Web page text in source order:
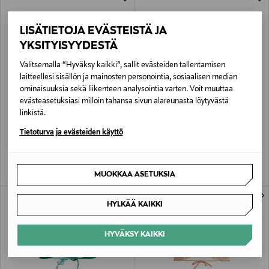
LISÄTIETOJA EVÄSTEISTÄ JA
YKSITYISYYDESTÄ
Valitsemalla “Hyväksy kaikki”, sallit evästeiden tallentamisen
laitteellesi sisällön ja mainosten personointia, sosiaalisen median
ominaisuuksia sekä liikenteen analysointia varten. Voit muuttaa
evästeasetuksiasi milloin tahansa sivun alareunasta löytyvästä
linkistä.
Tietoturva ja evästeiden käyttö
MUOKKAA ASETUKSIA
HYLKÄÄ KAIKKI
HYVÄKSY KAIKKI
ALE –42%
CHANTELLE
Discounted Price
20,90 € Original Price
36,00 €
ALE –43%